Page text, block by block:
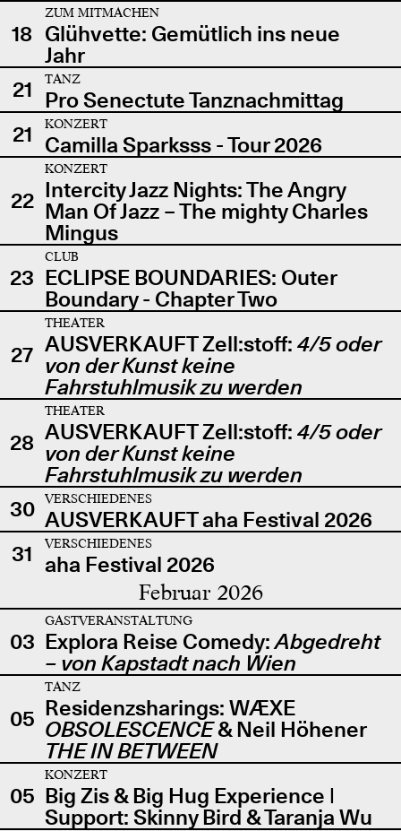
18
ZUM MITMACHEN
Glühvette: Gemütlich ins neue
Jahr
21
TANZ
Pro Senectute Tanznachmittag
21
KONZERT
Camilla Sparksss - Tour 2026
22
KONZERT
Intercity Jazz Nights: The Angry
Man Of Jazz – The mighty Charles
Mingus
23
CLUB
ECLIPSE BOUNDARIES: Outer
Boundary - Chapter Two
27
THEATER
AUSVERKAUFT Zell:stoff: 4/5 oder
von der Kunst keine
Fahrstuhlmusik zu werden
28
THEATER
AUSVERKAUFT Zell:stoff: 4/5 oder
von der Kunst keine
Fahrstuhlmusik zu werden
30
VERSCHIEDENES
AUSVERKAUFT aha Festival 2026
31
VERSCHIEDENES
aha Festival 2026
Februar 2026
03
GASTVERANSTALTUNG
Explora Reise Comedy:Abgedreht
– von Kapstadt nach Wien
05
TANZ
Residenzsharings: WÆXE
OBSOLESCENCE& Neil Höhener
THE IN BETWEEN
05
KONZERT
Big Zis & Big Hug Experience |
Support: Skinny Bird & Taranja Wu